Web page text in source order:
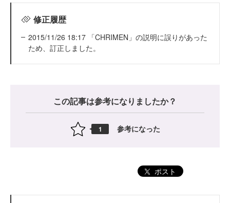
修正履歴
2015/11/26 18:17 「CHRIMEN」の説明に誤りがあった
ため、訂正しました。
この記事は参考になりましたか？
1 参考になった
ポスト